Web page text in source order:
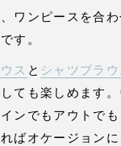
ワンピースを合
す。
ス と シャツブラウ
ても楽しめます
ンでもアウトで
ばオケージョン